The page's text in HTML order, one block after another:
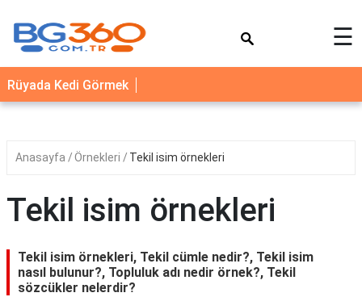
YEMEK
TARİFLERİ
SAĞLIK
☰
Rüyada Kedi Görmek
Anasayfa Örnekleri Tekil isim örnekleri
Tekil isim örnekleri
Tekil isim örnekleri, Tekil cümle nedir?, Tekil isim
nasıl bulunur?, Topluluk adı nedir örnek?, Tekil
sözcükler nelerdir?